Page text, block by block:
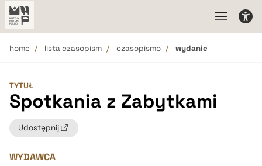
home lista czasopism czasopismo wydanie
TYTUŁ
Spotkania z Zabytkami
Udostępnij
WYDAWCA